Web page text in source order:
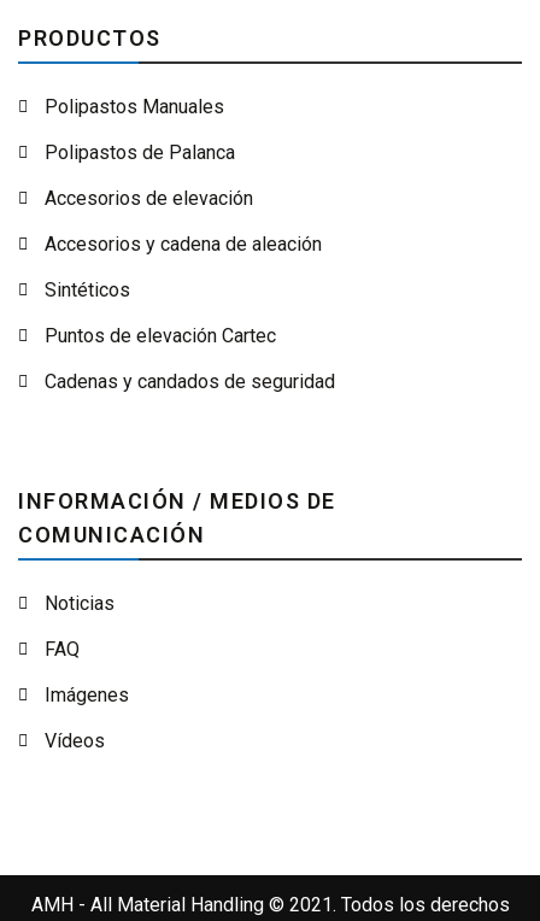
PRODUCTOS
Polipastos Manuales
Polipastos de Palanca
Accesorios de elevación
Accesorios y cadena de aleación
Sintéticos
Puntos de elevación Cartec
Cadenas y candados de seguridad
INFORMACIÓN / MEDIOS DE
COMUNICACIÓN
Noticias
FAQ
Imágenes
Vídeos
AMH - All Material Handling © 2021. Todos los derechos